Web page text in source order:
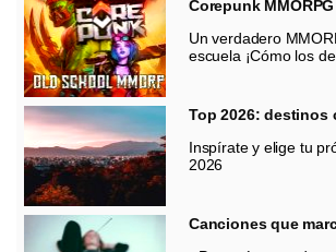
Corepunk MMORPG
Un verdadero
escuela ¡Cómo los
Top 2026: destinos
Inspírate y elige tu
2026
Canciones que